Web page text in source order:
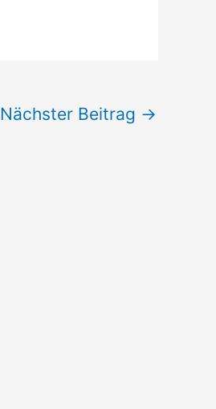
Nächster Beitrag →